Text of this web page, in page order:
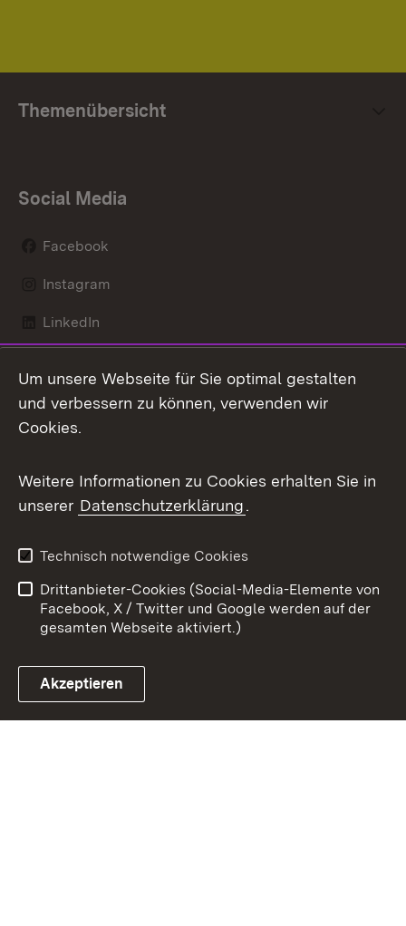
Themenübersicht
Social Media
Facebook
Instagram
LinkedIn
X / Twitter
Youtube
Link zum Landesportal
Kontakt
Datenschutz
Barrierefreiheit
Impressum
Cookies
Um unsere Webseite für Sie optimal gestalten
und verbessern zu können, verwenden wir
Cookies.
Weitere Informationen zu Cookies erhalten Sie in
unserer Datenschutzerklärung.
Technisch notwendige Cookies
Drittanbieter-Cookies (Social-Media-Elemente von
Facebook, X / Twitter und Google werden auf der
gesamten Webseite aktiviert.)
Akzeptieren